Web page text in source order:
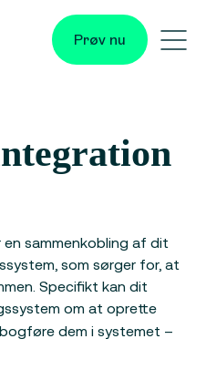
Prøv nu
sammenkobling af dit
som sørger for, at
Specifikt kan dit
om at oprette
dem i systemet –